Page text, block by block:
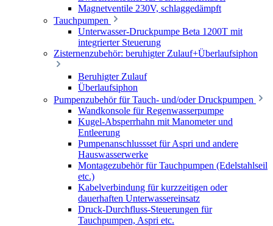
Magnetventile 230V, schlaggedämpft
Tauchpumpen
Unterwasser-Druckpumpe Beta 1200T mit
integrierter Steuerung
Zisternenzubehör: beruhigter Zulauf+Überlaufsiphon
Beruhigter Zulauf
Überlaufsiphon
Pumpenzubehör für Tauch- und/oder Druckpumpen
Wandkonsole für Regenwasserpumpe
Kugel-Absperrhahn mit Manometer und
Entleerung
Pumpenanschlussset für Aspri und andere
Hauswasserwerke
Montagezubehör für Tauchpumpen (Edelstahlseil
etc.)
Kabelverbindung für kurzzeitigen oder
dauerhaften Unterwassereinsatz
Druck-Durchfluss-Steuerungen für
Tauchpumpen, Aspri etc.